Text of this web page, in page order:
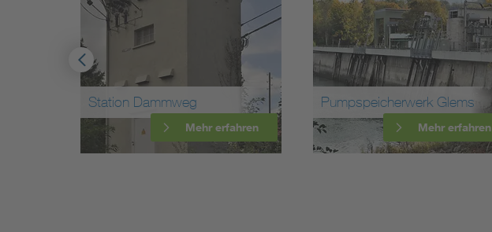
Station Dammweg
Mehr erfahren
Pumpspeicherwerk Glems
Mehr erfahren